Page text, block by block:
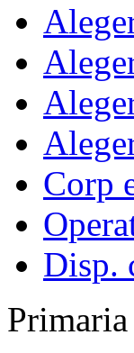
Corp
Disp.
Primaria